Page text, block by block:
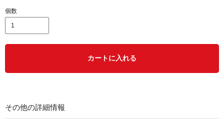
個数
カートに入れる
その他の詳細情報